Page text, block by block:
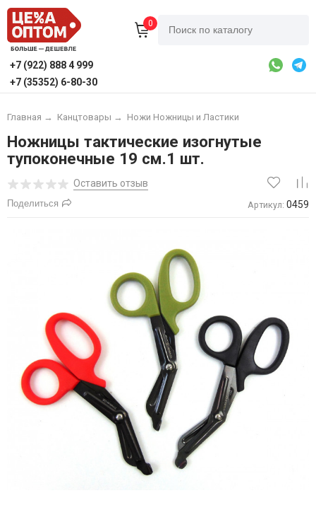
0
+7 (922) 888 4 999
+7 (35352) 6-80-30
Главная → Канцтовары → Ножи Ножницы и Ластики
Ножницы тактические изогнутые
тупоконечные 19 см.1 шт.
Оставить отзыв
Поделиться Артикул: 0459